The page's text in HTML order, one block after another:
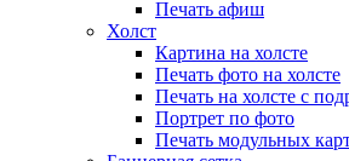
Печать афиш
Холст
Картина на холсте
Печать фото на холсте
Печать на холсте с
Портрет по фото
Печать модульных